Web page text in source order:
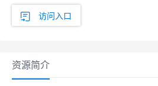
访问入口
资源简介